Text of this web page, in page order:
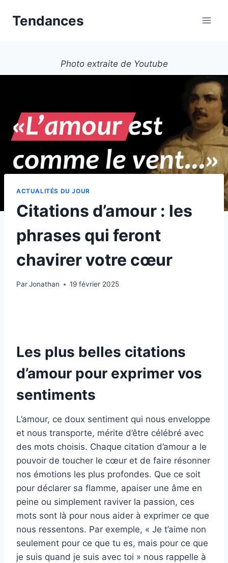
Tendances
Photo extraite de Youtube
ACTUALITÉS DU JOUR
Citations d’amour : les
phrases qui feront
chavirer votre cœur
ParJonathan 19 février 2025
Les plus belles citations
d’amour pour exprimer vos
sentiments
L’amour, ce doux sentiment qui nous enveloppe
et nous transporte, mérite d’être célébré avec
des mots choisis. Chaque citation d’amour a le
pouvoir de toucher le cœur et de faire résonner
nos émotions les plus profondes. Que ce soit
pour déclarer sa flamme, apaiser une âme en
peine ou simplement raviver la passion, ces
mots sont là pour nous aider à exprimer ce que
nous ressentons. Par exemple, « Je t’aime non
seulement pour ce que tu es, mais pour ce que
je suis quand je suis avec toi » nous rappelle à